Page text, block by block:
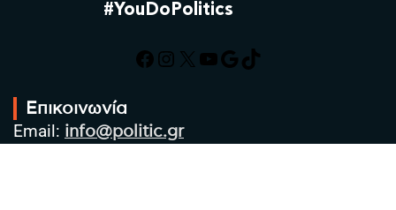
#YouDoPolitics
Facebook
Instagram
X YouTube
Google
TikTok
Επικοινωνία
Email: info@politic.gr